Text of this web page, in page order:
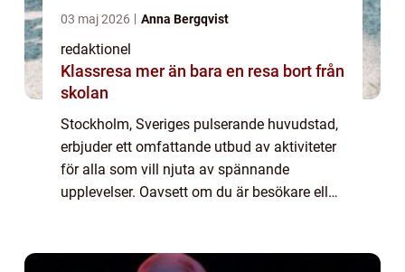
03 maj 2026 Anna Bergqvist
redaktionel
Klassresa mer än bara en resa bort från
skolan
Stockholm, Sveriges pulserande huvudstad,
erbjuder ett omfattande utbud av aktiviteter
för alla som vill njuta av spännande
upplevelser. Oavsett om du är besökare eller